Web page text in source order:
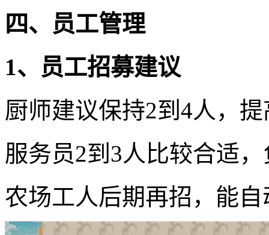
四、员工管理
1、员工招募建议
厨师建议保持2到4人，
服务员2到3人比较合适
农场工人后期再招，能